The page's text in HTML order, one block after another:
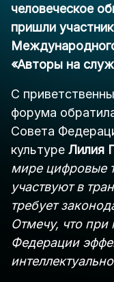
человеческое
пришли
«Авторы на
С
форума
Совета
культуре Лилия
мире цифровые
участвуют в
требует
Отмечу, что при
Федерации